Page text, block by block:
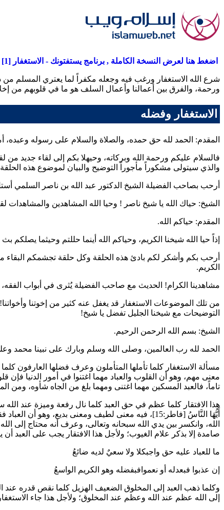
اضغط هنا لعرض النسخة الكاملة , برنامج يستفتونك - الاستغفار [1]
شرع الله الاستغفار ورغب فيه وجعله مكفراً لما يعتري المسلم من
ورحمة، والفرق بين أعمالنا وأعمال السلف هو ما في قلوبهم من
الاستغفار وفضله
المقدم: الحمد لله حق حمده، والصلاة والسلام على رسوله وعبده،
فالسلام عليكم ورحمة الله وبركاته، وحيهلا بكم إلى لقاء جديد
والذي سيتولى مشكوراً مأجوراً التوضيح والبيان لموضوع هذه
أرحب بصاحب الفضيلة الشيخ الدكتور عبد الله بن ناصر السلمي
الشيخ: حياك الله يا شيخ ناصر ! وحيا الله المشاهدين والمشاهدات
المقدم: حياكم الله.
إذاً حيا الله شيخنا الكريم، وحياكم الله أينما حللتم وحيثما يصلكم
أرحب بكم وأشكر لكم بادئ هذه الحلقة وكل حلقة تجشمكم البقاء معنا
الكريم.
مشاهدينا الكرام! الحديث مع صاحب الفضيلة يُثرى في أبواب
من تلك الموضوعات الاستغفار قد يغفل عنه كثير من إخوتنا
التوضيحات مع شيخنا الجليل تفضل يا شيخ!
الشيخ: بسم الله الرحمن الرحيم.
الحمد لله رب العالمين، وصلى الله وسلم وبارك على نبينا محمد
مسألة الاستغفار كلما تأملها المتأملون وعرف فضلها العارفون
معنى مهم، وهو أن القلوب والعباد مهما اغتنوا في أمور الدنيا
تاماً، فالعبد المسكين مهما اغتنى ومهما بلغ من الجاه شأوه، ومن
هذا الافتقار كلما عظم في حق العبد كلما نال رفعة وميزة عند
أَيُّهَا النَّاسُ
[فاطر:15]، فيه معنى لطيف ومعنى بديع، وهو أن
الله، وانكسر بين يدي الله سبحانه وتعالى، وعرف أنه محتاج إلى
صامدة إلا بذكر علام الغيوب؛ ولأجل هذا الافتقار يجب على العبد
ما للعباد عليه حق واجبكلا ولا سعيٌ لديه ضائعُ
إن عذبوا فبعدله أو نعموافبفضله وهو الكريم الواسعُ
وكلما ذهب العبد إلى المخلوق الضعيف الهزيل كلما نقص قدره عند
إلى الله عظم عند الله وعظم عند المخلوق؛ ولأجل هذا جاء